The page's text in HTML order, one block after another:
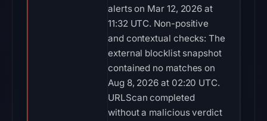
alerts on Mar 12, 2026 at
11:32 UTC. Non-positive
and contextual checks: The
external blocklist snapshot
contained no matches on
Aug 8, 2026 at 02:20 UTC.
URLScan completed
without a malicious verdict